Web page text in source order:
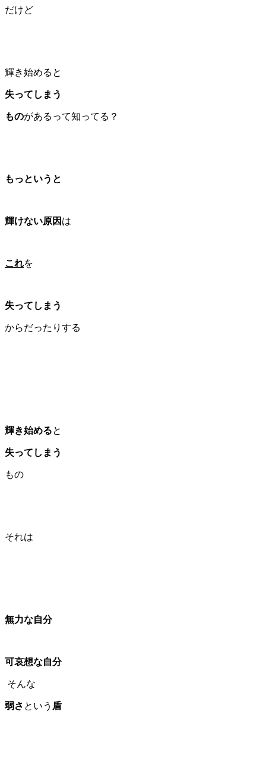
だけど
輝き始めると
失ってしまう
ものがあるって知ってる？
もっというと
輝けない原因 は
これを
失ってしまう
からだったりする
輝き始めると
失ってしまう
もの
それは
無力な自分
可哀想な自分
そんな
弱さ という 盾